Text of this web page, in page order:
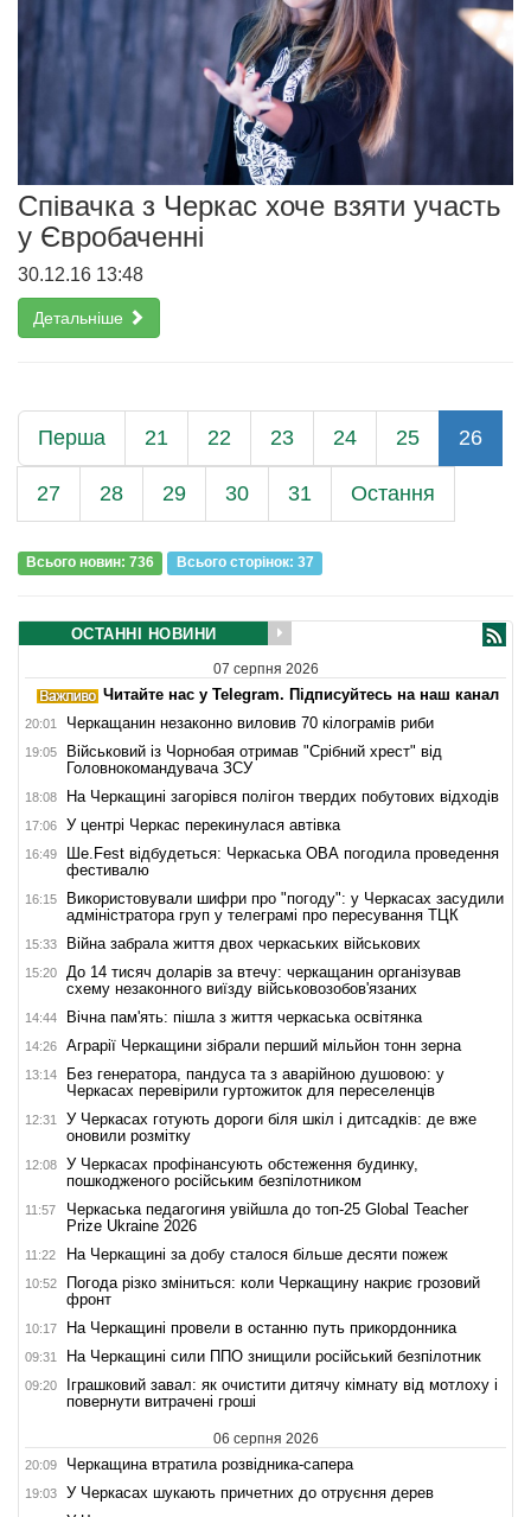
Співачка з Черкас хоче взяти участь
у Євробаченні
30.12.16 13:48
Детальніше
Перша 21 22 23 24 25 26
27 28 29 30 31 Остання
Всього новин: 736 Всього сторiнок: 37
ОСТАННІ НОВИНИ
07 серпня 2026
Читайте нас у Telegram. Підписуйтесь на наш канал
20:01 Черкащанин незаконно виловив 70 кілограмів риби
19:05
Військовий із Чорнобая отримав "Срібний хрест" від
Головнокомандувача ЗСУ
18:08 На Черкащині загорівся полігон твердих побутових відходів
17:06 У центрі Черкас перекинулася автівка
16:49
Ше.Fest відбудеться: Черкаська ОВА погодила проведення
фестивалю
16:15
Використовували шифри про "погоду": у Черкасах засудили
адміністратора груп у телеграмі про пересування ТЦК
15:33 Війна забрала життя двох черкаських військових
15:20
До 14 тисяч доларів за втечу: черкащанин організував
схему незаконного виїзду військовозобов'язаних
14:44 Вічна пам'ять: пішла з життя черкаська освітянка
14:26 Аграрії Черкащини зібрали перший мільйон тонн зерна
13:14
Без генератора, пандуса та з аварійною душовою: у
Черкасах перевірили гуртожиток для переселенців
12:31
У Черкасах готують дороги біля шкіл і дитсадків: де вже
оновили розмітку
12:08
У Черкасах профінансують обстеження будинку,
пошкодженого російським безпілотником
11:57
Черкаська педагогиня увійшла до топ-25 Global Teacher
Prize Ukraine 2026
11:22 На Черкащині за добу сталося більше десяти пожеж
10:52
Погода різко зміниться: коли Черкащину накриє грозовий
фронт
10:17 На Черкащині провели в останню путь прикордонника
09:31 На Черкащині сили ППО знищили російський безпілотник
09:20
Іграшковий завал: як очистити дитячу кімнату від мотлоху і
повернути витрачені гроші
06 серпня 2026
20:09 Черкащина втратила розвідника-сапера
19:03 У Черкасах шукають причетних до отруєння дерев